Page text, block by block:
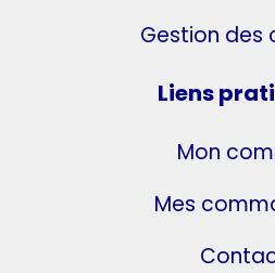
Gestion des
Liens
Mon
Mes